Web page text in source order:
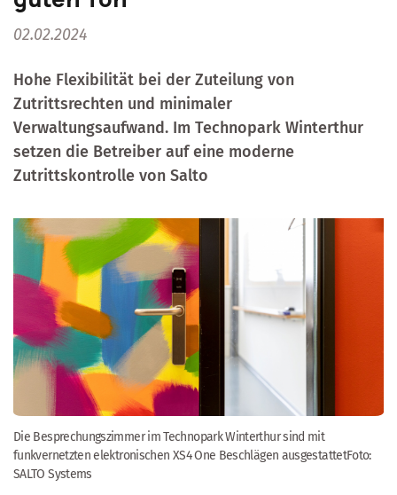
02.02.2024
Hohe Flexibilität bei der Zuteilung von
Zutrittsrechten und minimaler
Verwaltungsaufwand. Im Technopark Winterthur
setzen die Betreiber auf eine moderne
Zutrittskontrolle von Salto
Die Besprechungszimmer im Technopark Winterthur sind mit
funkvernetzten elektronischen XS4 One Beschlägen ausgestattetFoto:
SALTO Systems